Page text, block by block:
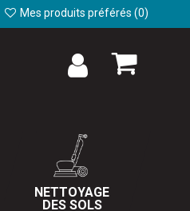
Mes produits préférés (0)
NETTOYAGE
DES SOLS